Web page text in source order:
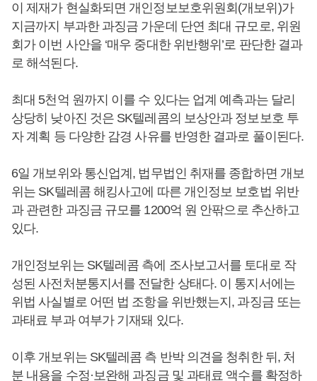
이 제재가 현실화되면 개인정보보호위원회(개보위)가
지금까지 부과한 과징금 가운데 단연 최대 규모로, 위원
회가 이번 사안을 ‘매우 중대한 위반행위’로 판단한 결과
로 해석된다.
최대 5천억 원까지 이를 수 있다는 업계 예측과는 달리
상당히 낮아진 것은 SK텔레콤의 보상안과 정보보호 투
자 계획 등 다양한 감경 사유를 반영한 결과로 풀이된다.
6일 개보위와 통신업계, 법무법인 취재를 종합하면 개보
위는 SK텔레콤 해킹사고에 따른 개인정보 보호법 위반
과 관련한 과징금 규모를 1200억 원 안팎으로 추산하고
있다.
개인정보위는 SK텔레콤 측에 조사보고서를 토대로 작
성된 사전처분통지서를 전달한 상태다. 이 통지서에는
위법 사실별로 어떤 법 조항을 위반했는지, 과징금 또는
과태료 부과 여부가 기재돼 있다.
이후 개보위는 SK텔레콤 측 반박 의견을 청취한 뒤, 처
분 내용을 수정·보완해 과징금 및 과태료 액수를 확정하